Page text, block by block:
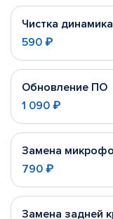
Чистка
590 ₽
Обновление ПО
1 090 ₽
Замена
790 ₽
Замена задней